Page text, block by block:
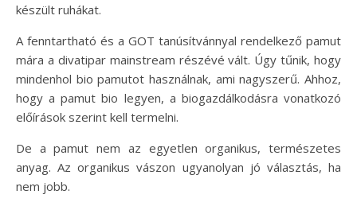
készült ruhákat.
A fenntartható és a GOT tanúsítvánnyal rendelkező pamut
mára a divatipar mainstream részévé vált. Úgy tűnik, hogy
mindenhol bio pamutot használnak, ami nagyszerű. Ahhoz,
hogy a pamut bio legyen, a biogazdálkodásra vonatkozó
előírások szerint kell termelni.
De a pamut nem az egyetlen organikus, természetes
anyag. Az organikus vászon ugyanolyan jó választás, ha
nem jobb.